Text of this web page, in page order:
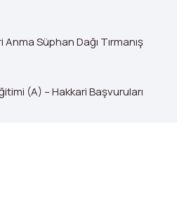
Süphan Dağı Tırmanış
(A) – Hakkari Başvuruları